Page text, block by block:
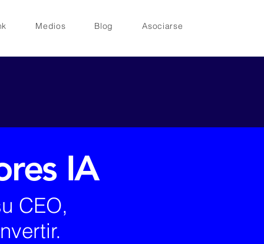
Medios Blog Asociarse
IA
CEO,